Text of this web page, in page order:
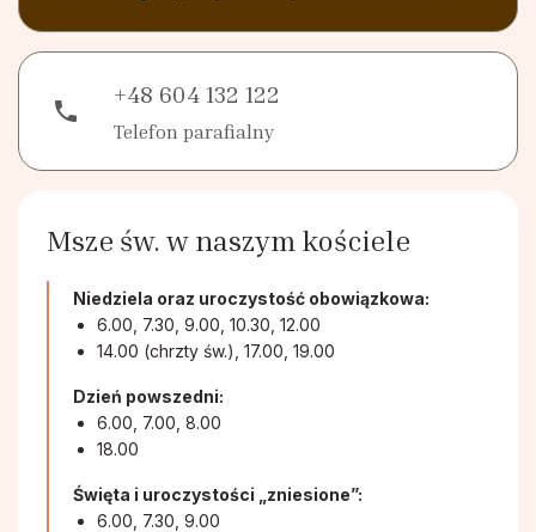
phone
+48 604 132 122
Telefon parafialny
Msze św. w naszym kościele
Niedziela oraz uroczystość obowiązkowa:
6.00, 7.30, 9.00, 10.30, 12.00
14.00 (chrzty św.), 17.00, 19.00
Dzień powszedni:
6.00, 7.00, 8.00
18.00
Święta i uroczystości „zniesione”:
6.00, 7.30, 9.00